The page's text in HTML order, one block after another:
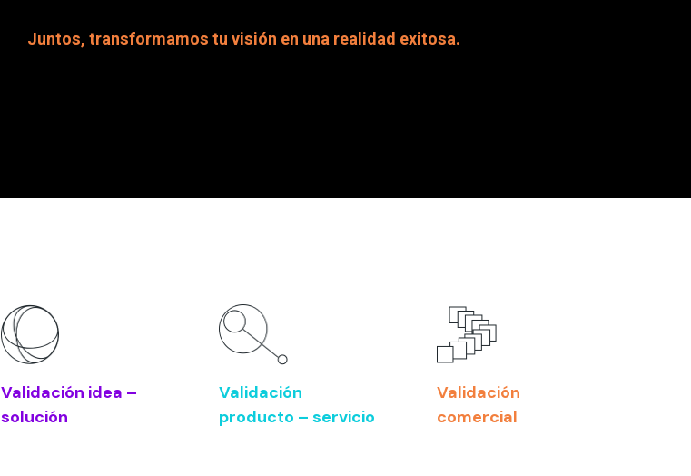
Juntos, transformamos tu visión en una realidad exitosa.
Validación idea –
solución
Validación
producto – servicio
Validación
comercial